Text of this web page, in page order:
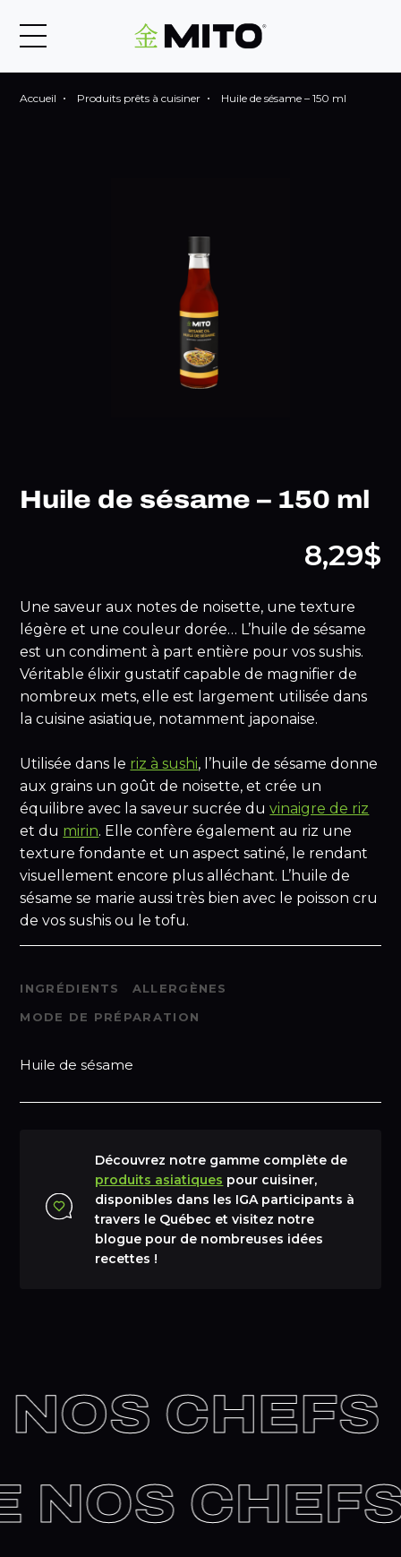
Accueil Produits prêts à cuisiner Huile de sésame – 150 ml
Huile de sésame – 150 ml
8,29$
Une saveur aux notes de noisette, une texture
légère et une couleur dorée… L’huile de sésame
est un condiment à part entière pour vos sushis.
Véritable élixir gustatif capable de magnifier de
nombreux mets, elle est largement utilisée dans
la cuisine asiatique, notamment japonaise.
Utilisée dans le riz à sushi, l’huile de sésame donne
aux grains un goût de noisette, et crée un
équilibre avec la saveur sucrée duvinaigre de riz
et du mirin. Elle confère également au riz une
texture fondante et un aspect satiné, le rendant
visuellement encore plus alléchant. L’huile de
sésame se marie aussi très bien avec le poisson cru
de vos sushis ou le tofu.
INGRÉDIENTS
ALLERGÈNES
MODE DE PRÉPARATION
Huile de sésame
Découvrez notre gamme complète de
produits asiatiques pour cuisiner,
disponibles dans les IGA participants à
travers le Québec et visitez notre
blogue pour de nombreuses idées
recettes !
CHEFS
NOS